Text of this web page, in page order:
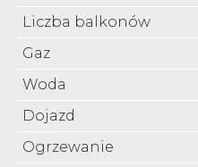
Liczba balkonów
Gaz
Woda
Dojazd
Ogrzewanie